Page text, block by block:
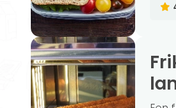
Frikandel: hoe ongezond is deze